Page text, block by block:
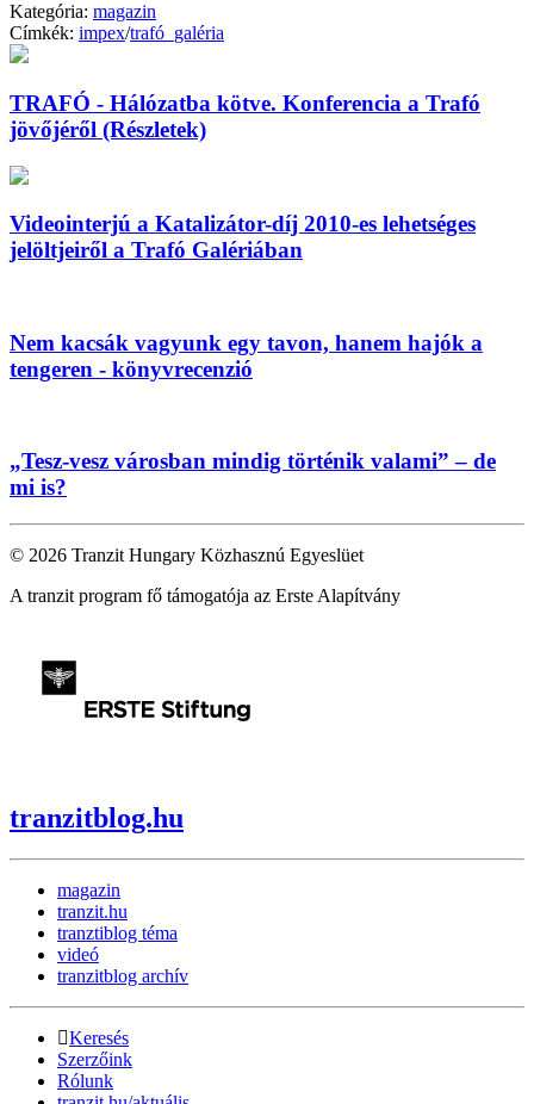
Kategória: magazin
Címkék: impex/trafó_galéria
TRAFÓ - Hálózatba kötve. Konferencia a Trafó
jövőjéről (Részletek)
Videointerjú a Katalizátor-díj 2010-es lehetséges
jelöltjeiről a Trafó Galériában
Nem kacsák vagyunk egy tavon, hanem hajók a
tengeren - könyvrecenzió
„Tesz-vesz városban mindig történik valami” – de
mi is?
© 2026 Tranzit Hungary Közhasznú Egyeslüet
A tranzit program fő támogatója az Erste Alapítvány
tranzitblog.hu
magazin
tranzit.hu
tranztiblog téma
videó
tranzitblog archív
Keresés
Szerzőink
Rólunk